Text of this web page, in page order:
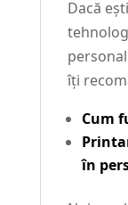
Dacă
îți
Cum
în